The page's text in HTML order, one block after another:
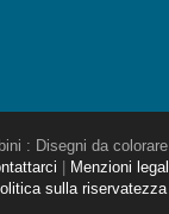
: Disegni da
Menzioni
sulla riservatezza